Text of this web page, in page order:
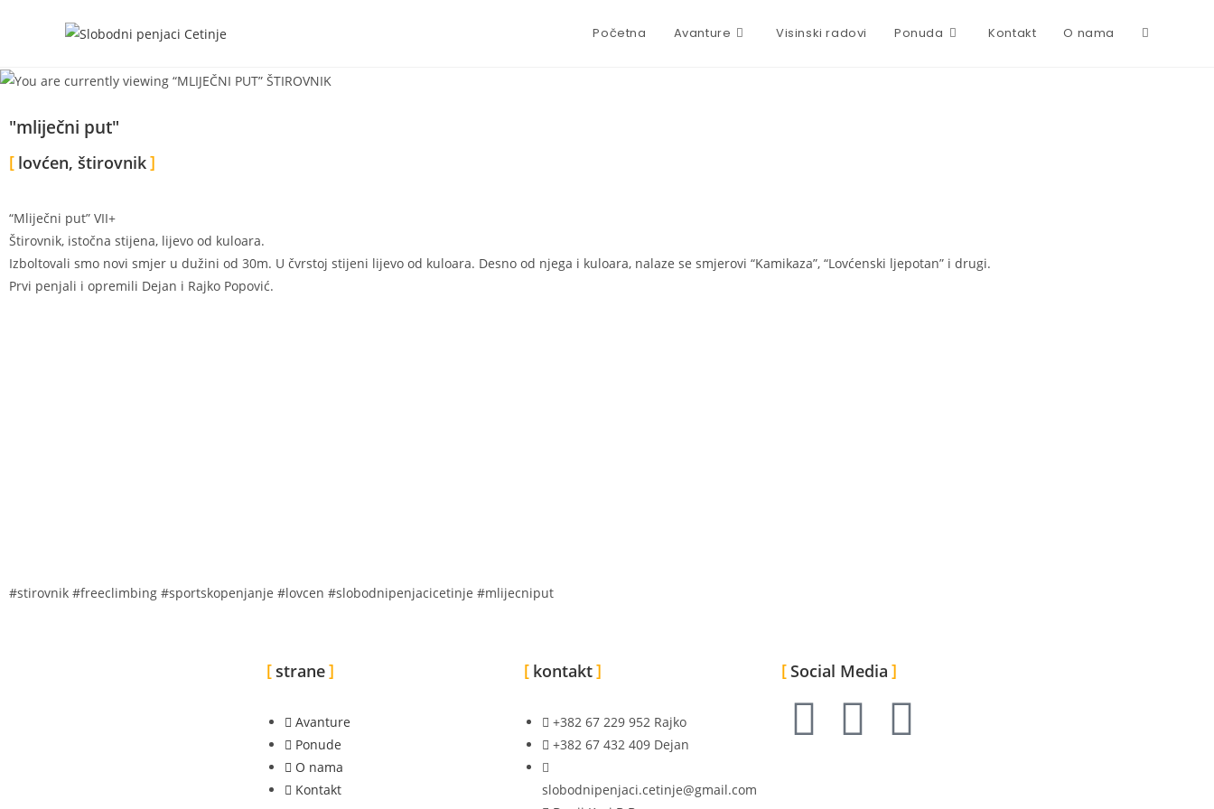
Početna Avanture Visinski radovi Ponuda Kontakt O nama
"mliječni put"
lovćen, štirovnik
“Mliječni put” VII+
Štirovnik, istočna stijena, lijevo od kuloara.
Izboltovali smo novi smjer u dužini od 30m. U čvrstoj stijeni lijevo od kuloara. Desno od njega i kuloara, nalaze se smjerovi “Kamikaza”, “Lovćenski ljepotan” i drugi.
Prvi penjali i opremili Dejan i Rajko Popović.
#stirovnik #freeclimbing #sportskopenjanje #lovcen #slobodnipenjacicetinje #mlijecniput
strane
Avanture
Ponude
O nama
Kontakt
kontakt
+382 67 229 952 Rajko
+382 67 432 409 Dejan
slobodnipenjaci.cetinje@gmail.com
Social Media